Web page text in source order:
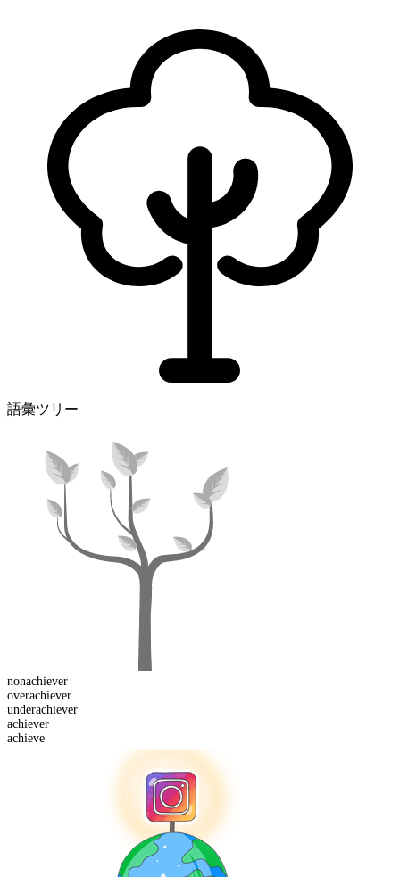
語彙ツリー
nonachiever
overachiever
underachiever
achiever
achieve